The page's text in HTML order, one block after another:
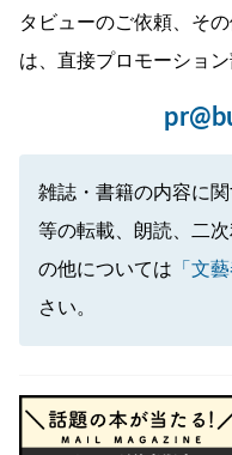
タビューのご依頼、そ
は、直接プロモーショ
雑誌・書籍の内容に
等の転載、朗読、二
の他については 「文
さい。